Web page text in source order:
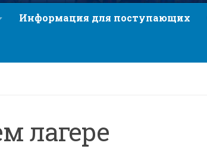
Информация для поступающих
лагере